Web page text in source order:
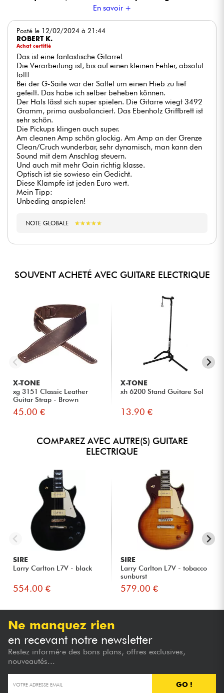
En savoir +
Posté le 12/02/2024 à 21:44
ROBERT K.
Achat certifié
Das ist eine fantastische Gitarre!
Die Verarbeitung ist, bis auf einen kleinen Fehler, absolut
toll!
Bei der G-Saite war der Sattel um einen Hieb zu tief
gefeilt. Das habe ich selber beheben können.
Der Hals lässt sich super spielen. Die Gitarre wiegt 3492
Gramm, prima ausbalanciert. Das Ebenholz Griffbrett ist
sehr schön.
Die Pickups klingen auch super.
Am cleanen Amp schön glockig. Am Amp an der Grenze
Clean/Cruch wunderbar, sehr dynamisch, man kann den
Sound mit dem Anschlag steuern.
Und auch mit mehr Gain richtig klasse.
Optisch ist sie sowieso ein Gedicht.
Diese Klampfe ist jeden Euro wert.
Mein Tipp:
Unbeding anspielen!
NOTE GLOBALE ★★★★★
★★★★★
SOUVENT ACHETÉ AVEC GUITARE ELECTRIQUE
X-TONE
xg 3151 Classic Leather
Guitar Strap - Brown
45.00 €
X-TONE
xh 6200 Stand Guitare Sol
13.90 €
COMPAREZ AVEC AUTRE(S) GUITARE
ELECTRIQUE
SIRE
Larry Carlton L7V - black
554.00 €
SIRE
Larry Carlton L7V - tobacco
sunburst
579.00 €
Ne manquez rien
en recevant notre newsletter
Restez informé·e des bons plans, offres exclusives,
nouveautés...
GO !